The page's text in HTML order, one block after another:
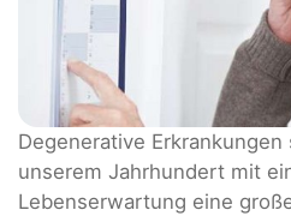
Degenerative
unserem Jahrhundert mit
Lebenserwartung eine